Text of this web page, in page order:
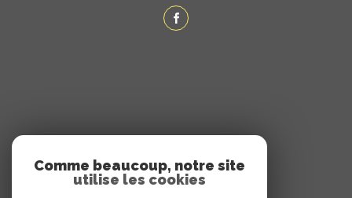
NOUS ADHÉRONS
Comme beaucoup, notre site
utilise les cookies